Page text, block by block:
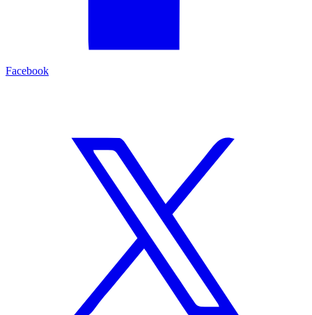
Facebook